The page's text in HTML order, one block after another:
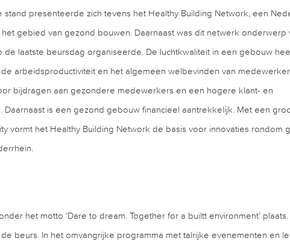
presenteerde zich tevens het Healthy Building Network, een
gebied van gezond bouwen. Daarnaast was dit netwerk onderwerp
de laatste beursdag organiseerde. De luchtkwaliteit in een gebouw
arbeidsproductiviteit en het algemeen welbevinden van
bijdragen aan gezondere medewerkers en een hogere klant- en
is een gezond gebouw financieel aantrekkelijk. Met een
vormt het Healthy Building Network de basis voor innovaties rondom
het motto ‘Dare to dream. Together for a builtt environment’
beurs. In het omvangrijke programma met talrijke evenementen en